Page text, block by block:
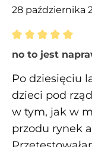
28 października
Recenzja z
no to jest
Po dziesięciu
dzieci pod
w tym, jak w
przodu rynek